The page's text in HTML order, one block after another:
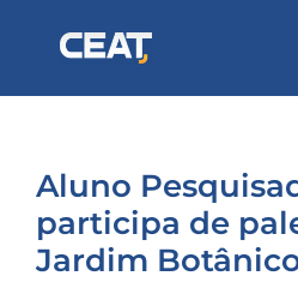
Aluno
participa de
Jardim